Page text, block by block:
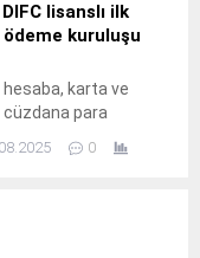
DIFC lisanslı ilk
kuruluşu
hesaba, karta ve
cüzdana para
uygun, hızlı ve
0